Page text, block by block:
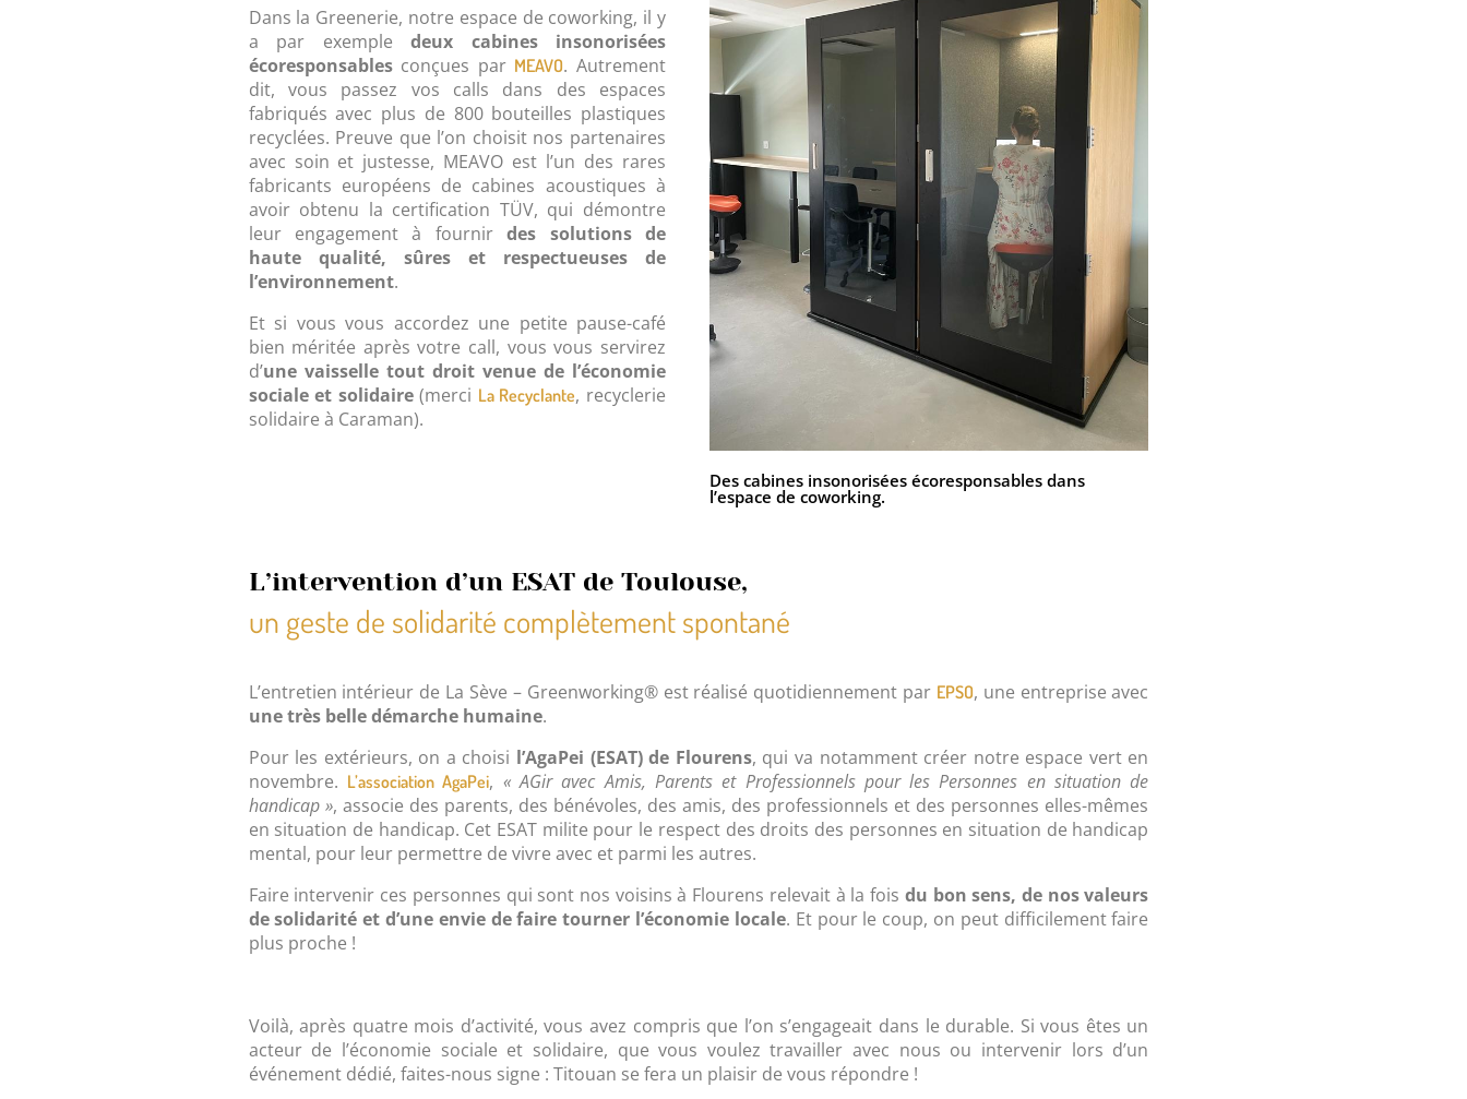
Dans la Greenerie, notre espace de coworking, il y
a par exempledeux cabines insonorisées
écoresponsablesconçues par MEAVO. Autrement
dit, vous passez vos calls dans des espaces
fabriqués avec plus de 800 bouteilles plastiques
recyclées. Preuve que l’on choisit nos partenaires
avec soin et justesse, MEAVO est l’un des rares
fabricants européens de cabines acoustiques à
avoir obtenu la certification TÜV, qui démontre
leur engagement à fournirdes solutions de
haute qualité, sûres et respectueuses de
l’environnement.
Et si vous vous accordez une petite pause-café
bien méritée après votre call, vous vous servirez
d’une vaisselle tout droit venue de l’économie
sociale et solidaire(merci La Recyclante, recyclerie
solidaire à Caraman).
Des cabines insonorisées écoresponsables dans
l’espace de coworking.
L’intervention d’un ESAT de Toulouse,
un geste de solidarité complètement spontané
L’entretien intérieur de La Sève – Greenworking® est réalisé quotidiennement par EPSO, une entreprise avec
une très belle démarche humaine.
Pour les extérieurs, on a choisi l’AgaPei (ESAT) de Flourens, qui va notamment créer notre espace vert en
novembre. L’association AgaPei, « AGir avec Amis, Parents et Professionnels pour les Personnes en situation de
handicap », associe des parents, des bénévoles, des amis, des professionnels et des personnes elles-mêmes
en situation de handicap. Cet ESAT milite pour le respect des droits des personnes en situation de handicap
mental, pour leur permettre de vivre avec et parmi les autres.
Faire intervenir ces personnes qui sont nos voisins à Flourens relevait à la fois du bon sens, de nos valeurs
de solidarité et d’une envie de faire tourner l’économie locale. Et pour le coup, on peut difficilement faire
plus proche !
Voilà, après quatre mois d’activité, vous avez compris que l’on s’engageait dans le durable. Si vous êtes un
acteur de l’économie sociale et solidaire, que vous voulez travailler avec nous ou intervenir lors d’un
événement dédié, faites-nous signe : Titouan se fera un plaisir de vous répondre !